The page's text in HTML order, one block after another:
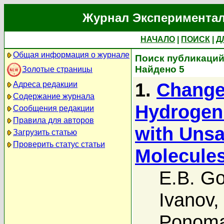
Журнал
НАЧАЛО ПОИСК
Общая информация о журнале
Золотые страницы
Адреса редакции
Содержание журнала
Сообщения редакции
Правила для авторов
Загрузить статью
Проверить статус статьи
Поиск
Найдено 5
1.
with
E.B.
Ivanov,